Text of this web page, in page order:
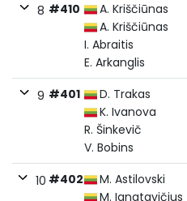
8 #410
A. Kriščiūnas
A. Kriščiūnas
I. Abraitis
E. Arkanglis
9 #401
D. Trakas
K. Ivanova
R. Šinkevič
V. Bobins
10 #402
M. Astilovski
M. Ignatavičius